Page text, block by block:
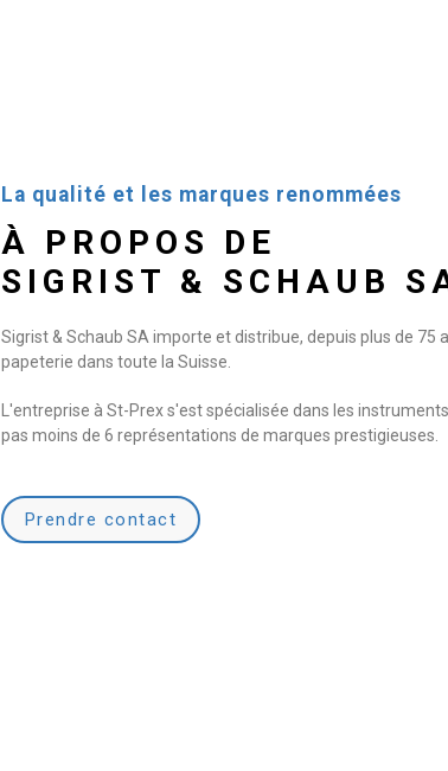
La qualité et les marques renommées
À PROPOS DE
SIGRIST & SCHAUB
Sigrist & Schaub SA importe et distribue, depuis plus de 75
papeterie dans toute la Suisse.
L'entreprise à St-Prex s'est spécialisée dans les
pas moins de 6 représentations de marques prestigieuses.
Prendre contact